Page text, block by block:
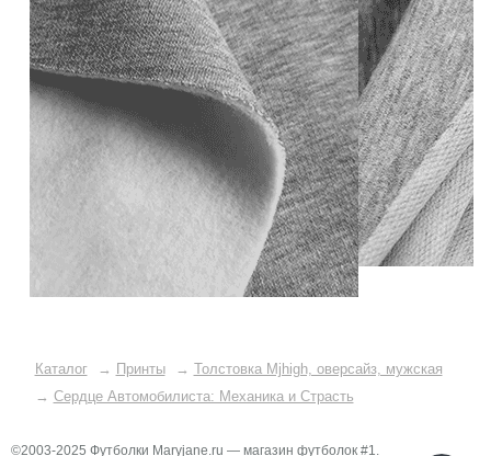
Каталог → Принты → Толстовка Mjhigh, оверсайз, мужская
→ Сердце Автомобилиста: Механика и Страсть
©2003-2025 Футболки Maryjane.ru — магазин футболок #1.